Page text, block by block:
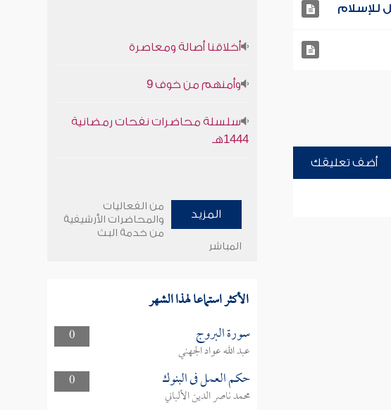
أضف تعليقك
أخلاقنا أصالة ومعاصرة
وأمنهم من خوف 9
سلسلة محاضرات نفحات رمضانية
1444هـ
المزيد
من الفعاليات
والمحاضرات الأرشيفية
من خدمة البث
المباشر
الأكثر استماعا لهذا الشهر
0 سورة البروج
عبد الله عواد الجهني
0
حكم العمل فى البنوك
محمد ناصر الدين الألباني